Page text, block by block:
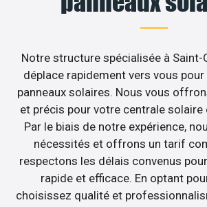
Notre structure spécialisée à
déplace rapidement vers vous pour
panneaux solaires. Nous vous
et précis pour votre centrale solaire
Par le biais de notre expérience,
nécessités et offrons un tarif
respectons les délais convenus
rapide et efficace. En optant
choisissez qualité et